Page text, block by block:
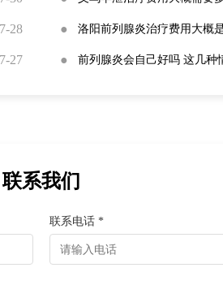
28
27
● 洛阳前列腺炎治疗费用大概
● 前列腺炎会自己好吗 这几种
联系我们
联系电话 *